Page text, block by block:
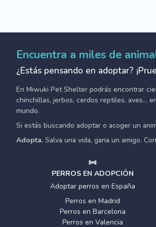
Encuentra a miles de
¿Estás pensando en adoptar?
En Miwuki Pet Shelter podrás encontrar
chinchillas, jerbos, cerdos reptiles, aves...
mundo.
Si estás buscando adoptar o acoger un
Adopta. Salva una vida, gana un amigo.
PERROS EN ADOPCIÓN
Adoptar perros en España
Perros en Madrid
Perros en Barcelona
Perros en Valencia